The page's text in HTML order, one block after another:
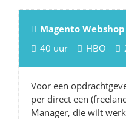
Magento
40 uur
HBO
Voor een
per direct een
Manager, die wilt